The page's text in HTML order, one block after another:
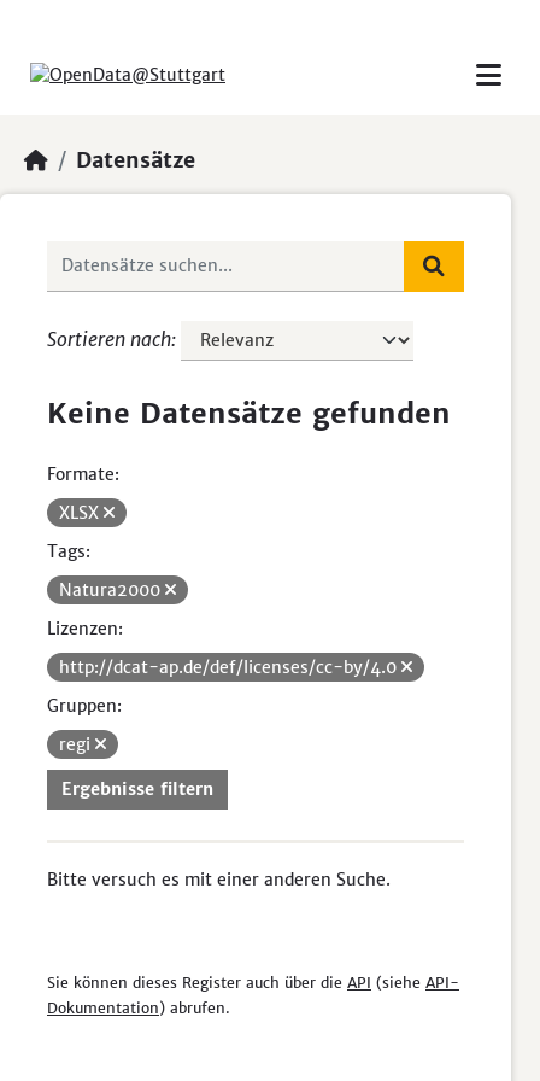
Datensätze
Sortieren nach
Keine Datensätze gefunden
Formate:
XLSX
Tags:
Natura2000
Lizenzen:
http://dcat-ap.de/def/licenses/cc-by/4.0
Gruppen:
regi
Ergebnisse filtern
Bitte versuch es mit einer anderen Suche.
Sie können dieses Register auch über die API (siehe API-
Dokumentation) abrufen.